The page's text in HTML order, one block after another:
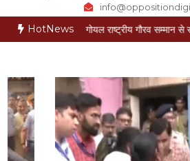
HotNews
मुकेश गोयल राष्ट्रीय गौरव सम्मान से सम्मानित सोनी के